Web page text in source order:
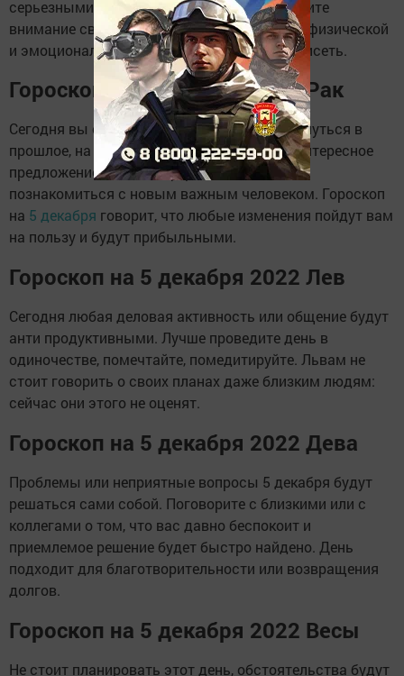
серьезными. Подготовьтесь к этому и уделите
внимание своему самочувствию: от вашей физической
и эмоциональной формы будет многое зависеть.
Гороскоп на 5 декабря 2022 Рак
Сегодня вы стоите на распутье: можно вернуться в
прошлое, на старую работу, или получить интересное
предложение в новой сфере деятельности и
познакомиться с новым важным человеком. Гороскоп
на 5 декабря говорит, что любые изменения пойдут вам
на пользу и будут прибыльными.
Гороскоп на 5 декабря 2022 Лев
Сегодня любая деловая активность или общение будут
анти продуктивными. Лучше проведите день в
одиночестве, помечтайте, помедитируйте. Львам не
стоит говорить о своих планах даже близким людям:
сейчас они этого не оценят.
Гороскоп на 5 декабря 2022 Дева
Проблемы или неприятные вопросы 5 декабря будут
решаться сами собой. Поговорите с близкими или с
коллегами о том, что вас давно беспокоит и
приемлемое решение будет быстро найдено. День
подходит для благотворительности или возвращения
долгов.
Гороскоп на 5 декабря 2022 Весы
Не стоит планировать этот день, обстоятельства будут